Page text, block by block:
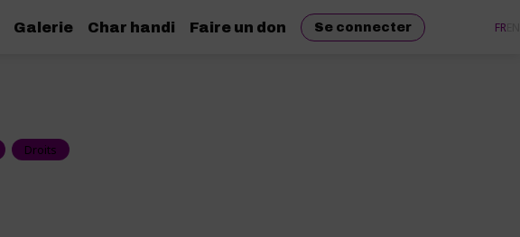
Galerie Char handi Faire un don Se connecter FR
Droits